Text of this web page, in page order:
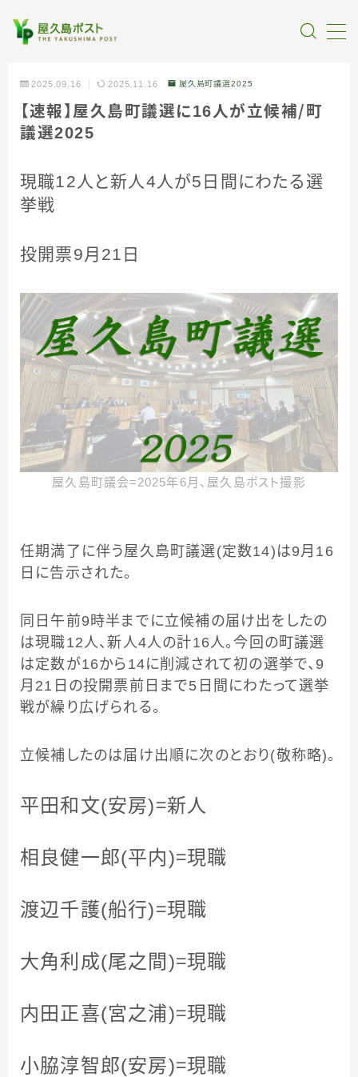
全記事カテゴリー
受賞・報道
情報提供
2025.09.16 2025.11.16 屋久島町議選2025
【速報】屋久島町議選に16人が立候補／ 町
議選2025
現職12人と新人4人が5日間にわたる選
挙戦
投開票9月21日
屋久島町議会＝2025年6月、屋久島ポスト撮影
任期満了に伴う屋久島町議選(定数14)は9月16
日に告示された。
同日午前9時半までに立候補の届け出をしたの
は現職12人、新人4人の計16人。今回の町議選
は定数が16から14に削減されて初の選挙で、9
月21日の投開票前日まで5日間にわたって選挙
戦が繰り広げられる。
立候補したのは届け出順に次のとおり(敬称略)。
平田和文(安房)＝新人
相良健一郎(平内)＝現職
渡辺千護(船行)＝現職
大角利成(尾之間)＝現職
内田正喜(宮之浦)＝現職
小脇淳智郎(安房)＝現職